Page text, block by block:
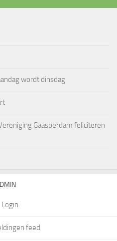
wordt dinsdag
Gaasperdam feliciteren
Login
feed